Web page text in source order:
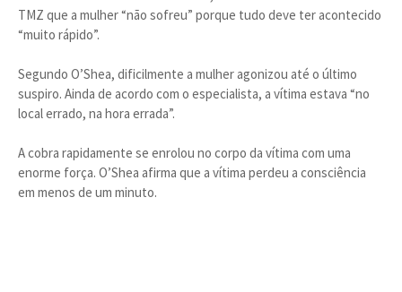
TMZ que a mulher “não sofreu” porque tudo deve ter acontecido
“muito rápido”.
Segundo O’Shea, dificilmente a mulher agonizou até o último
suspiro. Ainda de acordo com o especialista, a vítima estava “no
local errado, na hora errada”.
A cobra rapidamente se enrolou no corpo da vítima com uma
enorme força. O’Shea afirma que a vítima perdeu a consciência
em menos de um minuto.